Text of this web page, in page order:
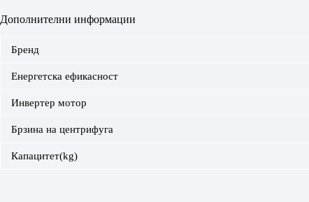
Дополнителни информации
Бренд
Енергетска ефикасност
Инвертер мотор
Брзина на центрифуга
Капацитет(kg)